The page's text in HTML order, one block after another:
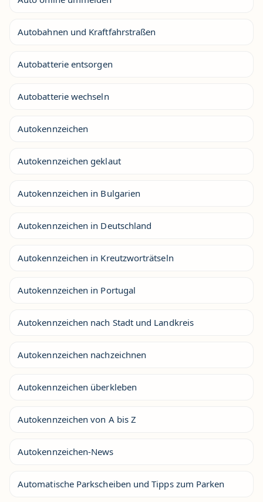
Autobahnen und Kraftfahrstraßen
Autobatterie entsorgen
Autobatterie wechseln
Autokennzeichen
Autokennzeichen geklaut
Autokennzeichen in Bulgarien
Autokennzeichen in Deutschland
Autokennzeichen in Kreutzworträtseln
Autokennzeichen in Portugal
Autokennzeichen nach Stadt und Landkreis
Autokennzeichen nachzeichnen
Autokennzeichen überkleben
Autokennzeichen von A bis Z
Autokennzeichen-News
Automatische Parkscheiben und Tipps zum Parken